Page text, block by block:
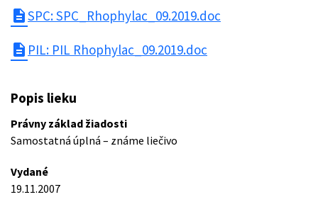
descriptionSPC: SPC_Rhophylac_09.2019.doc
description PIL: PIL Rhophylac_09.2019.doc
Popis lieku
Právny základ žiadosti
Samostatná úplná – známe liečivo
Vydané
19.11.2007